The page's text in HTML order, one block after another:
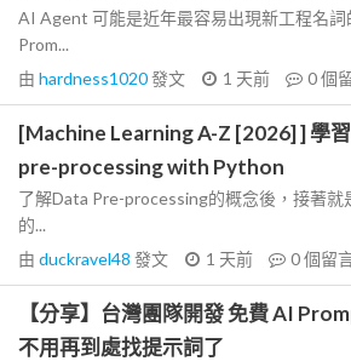
AI Agent 可能是近年最容易出現新工程名
Prom...
由 hardness1020發文 1 天前 0個
[Machine Learning A-Z [2026] ] 學
pre-processing with Python
了解Data Pre-processing的概念後，接著就
的...
由 duckravel48 發文 1 天前 0個留
【分享】台灣團隊開發 免費 AI
不用再到處找提示詞了